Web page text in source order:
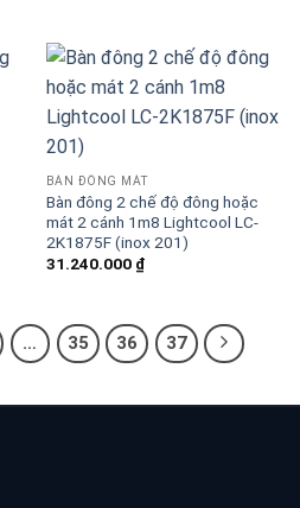
BÀN ĐÔNG MÁT
Bàn đông 2 chế độ đông hoặc
mát 2 cánh 1m8 Lightcool LC-
2K1875F (inox 201)
31.240.000 ₫
… 35 36 37